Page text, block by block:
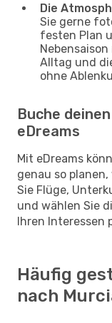
Die
Sie gerne
festen Plan
Alltag und
ohne
Buche
eDreams
Mit eDreams
genau so
Sie Flüge,
und wählen Sie
Ihren Interessen
Häufig
nach